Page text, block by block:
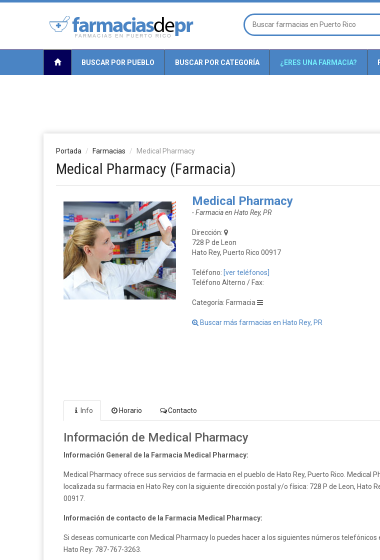
BUSCAR POR PUEBLO BUSCAR POR CATEGORÍA ¿ERES UNA FARMACIA?
Portada Farmacias Medical Pharmacy
Medical Pharmacy (Farmacia)
Medical Pharmacy
- Farmacia en Hato Rey, PR
Dirección:
728 P de Leon
Hato Rey, Puerto Rico 00917
Teléfono: [ver teléfonos]
Teléfono Alterno / Fax:
Categoría: Farmacia
Buscar más farmacias en Hato Rey, PR
Info Horario Contacto
Información de Medical Pharmacy
Información General de la Farmacia Medical Pharmacy:
Medical Pharmacy ofrece sus servicios de farmacia en el pueblo de Hato Rey, Puerto Rico. Medical
localizada su farmacia en Hato Rey con la siguiente dirección postal y/o física: 728 P de Leon, Hato
00917.
Información de contacto de la Farmacia Medical Pharmacy:
Si deseas comunicarte con Medical Pharmacy lo puedes hacer a los siguientes números telefónicos
Hato Rey: 787-767-3263.